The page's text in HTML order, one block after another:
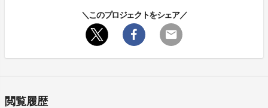
＼このプロジェクトをシェア／
閲覧履歴